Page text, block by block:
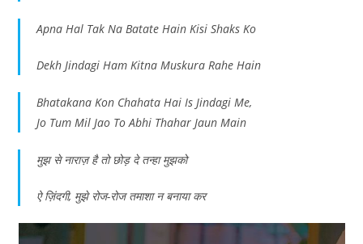
Apna Hal Tak Na Batate Hain Kisi Shaks Ko
Dekh Jindagi Ham Kitna Muskura Rahe Hain
Bhatakana Kon Chahata Hai Is Jindagi Me,
Jo Tum Mil Jao To Abhi Thahar Jaun Main
मुझ से नाराज़ है तो छोड़ दे तन्हा मुझको
ऐ ज़िंदगी, मुझे रोज-रोज तमाशा न बनाया कर